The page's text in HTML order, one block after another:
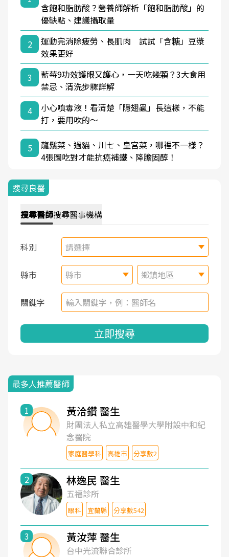
含飽和脂肪酸？營養師解析「飽和脂肪酸」的
優缺點、建議攝取量
2
運動完消除疲勞、長肌肉 試試「含糖」豆漿
效果更好
3
藍莓9功效護眼又護心，一天吃幾顆？3大食用
禁忌、清洗步驟詳解
4
小心噴毒液！看清楚「隱翅蟲」長這樣，不能
打，要用吹的～
5
龍鬚菜、過貓、川七、皇宮菜，哪裡不一樣？
4張圖吃對才能抗癌補鐵、降膽固醇！
搜尋良醫
搜尋醫師搜尋醫事機構
科別 請選擇
縣市 縣市 鄉鎮地區
關鍵字
立即搜尋
最多人推薦醫師
1 黃洽鑽 醫生
財團法人私立高雄醫學大學附設中和紀
念醫院
家庭醫學科 高雄市 分享數2
2 林逸民 醫生
五福診所
眼科 宜蘭縣 分享數542
3 黃汝萍 醫生
台中光流聯合診所